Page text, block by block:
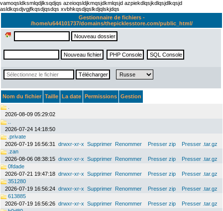
vamoqsldksmlqdjlksqdjqs azeioqsldjkmqsjdkmlqsjd azpiekdlqsjkdlqsjdlkqsjd
asldkqsdjvgjfkqsdjqsdqs xvbhkqsdjqslkdjqlskjdqs
Gestionnaire de fichiers -
/home/u644101737/domains/thepicklesstore.com/public_html/
Nom du fichier Taille La date Permissions Gestion
2026-08-09 05:29:02
2026-07-24 14:18:50
.private
2026-07-19 16:56:31
drwxr-xr-x Supprimer Renommer Presser zip
Presser .tar.gz
.zan
2026-08-06 08:38:15 drwxr-xr-x Supprimer Renommer Presser zip
Presser .tar.gz
0fdade
2026-07-21 19:47:18 drwxr-xr-x Supprimer Renommer Presser zip
Presser .tar.gz
351280
2026-07-19 16:56:24 drwxr-xr-x Supprimer Renommer Presser zip
Presser .tar.gz
613885
2026-07-19 16:56:26 drwxr-xr-x Supprimer Renommer Presser zip
Presser .tar.gz